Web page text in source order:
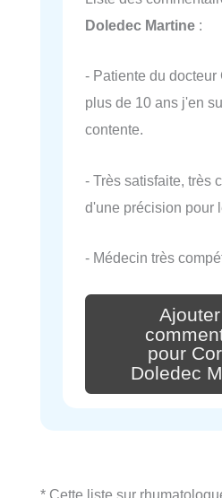
Doledec Martine :
- Patiente du
plus de 10 ans j'en
contente.
- Très satisfaite, très
d'une précision pour
- Médecin très
pour
Doledec
* Cette liste sur